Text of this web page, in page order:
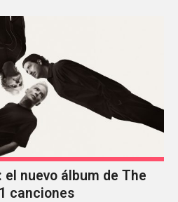
el nuevo álbum de The
canciones